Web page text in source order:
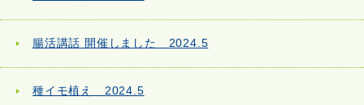
腸活講話 開催しました 2024.5
種イモ植え 2024.5